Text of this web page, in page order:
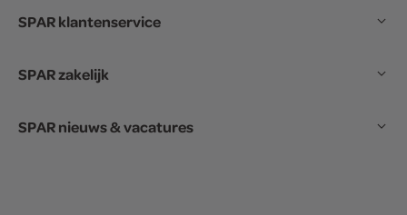
SPAR klantenservice
SPAR zakelijk
SPAR nieuws & vacatures